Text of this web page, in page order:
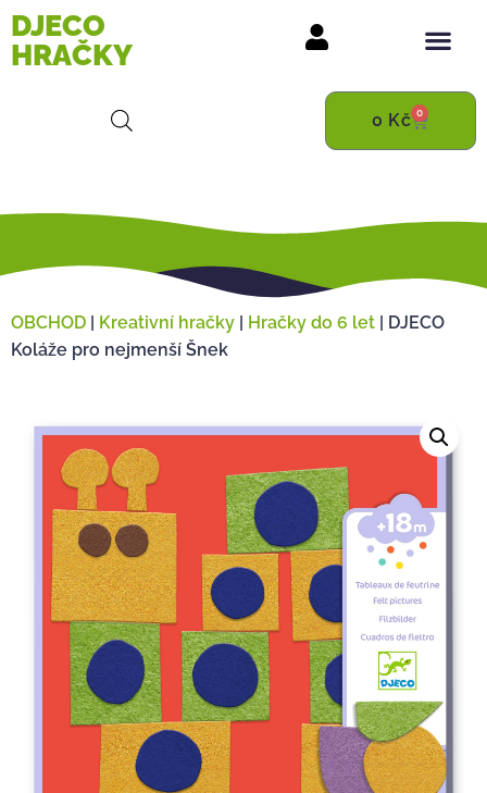
DJECO
HRAČKY
0 Kč 0
OBCHOD | Kreativní hračky | Hračky do 6 let | DJECO
Koláže pro nejmenší Šnek